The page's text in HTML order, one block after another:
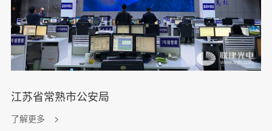
江苏省常熟市公安局
了解更多